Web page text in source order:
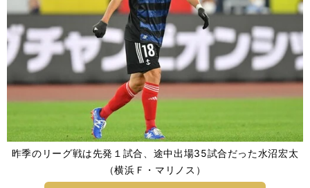
昨季のリーグ戦は先発１試合、途中出場35試合だった水沼宏太
（横浜Ｆ・マリノス）